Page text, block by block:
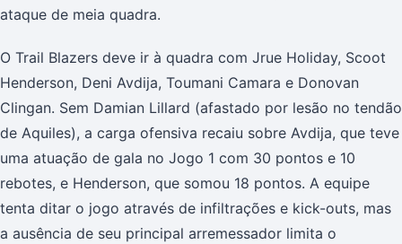
ataque de meia quadra.
O Trail Blazers deve ir à quadra com Jrue Holiday, Scoot
Henderson, Deni Avdija, Toumani Camara e Donovan
Clingan. Sem Damian Lillard (afastado por lesão no tendão
de Aquiles), a carga ofensiva recaiu sobre Avdija, que teve
uma atuação de gala no Jogo 1 com 30 pontos e 10
rebotes, e Henderson, que somou 18 pontos. A equipe
tenta ditar o jogo através de infiltrações e kick-outs, mas
a ausência de seu principal arremessador limita o